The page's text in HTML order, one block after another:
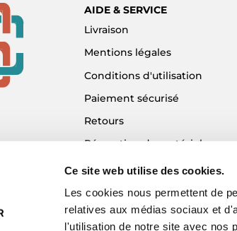
Ce site web utilise des cookies.
Les cookies nous permettent de
relatives aux médias sociaux et
l'utilisation de notre site avec nos
AIDE & SERVICE
Livraison
Mentions légales
Conditions d'utilisation
Paiement sécurisé
Retours
Réparation de matériel
Détaxe - Tax Refund
Garantie & SAV
Plan du site